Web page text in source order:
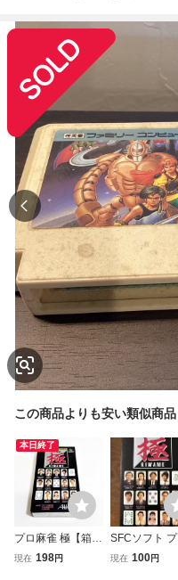
この商品よりも安い類似商品
本日終了
プロ麻雀 極【箱・
説明書付き】♪動
現在 198円
SFCソフト
雀 極 KIWAME
現在 100円